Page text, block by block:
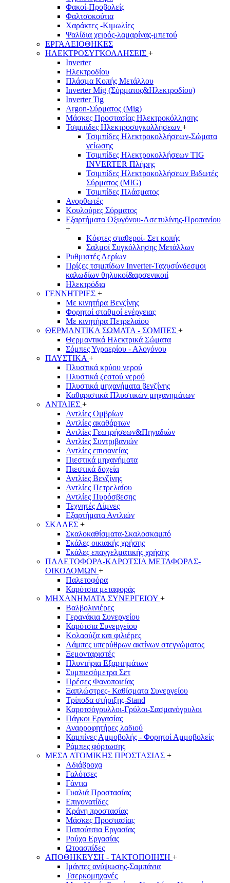
Φακοί-Προβολείς
Φαλτσοκούτια
Χαράκτες -Κιμωλίες
Ψαλίδια χειρός-λαμαρίνας-μπετού
ΕΡΓΑΛΕΙΟΘΗΚΕΣ
ΗΛΕΚΤΡΟΣΥΓΚΟΛΛΗΣΕΙΣ +
Inverter
Ηλεκτροδίου
Πλάσμα Κοπής Μετάλλου
Inverter Mig (Σύρματος&Ηλεκτροδίου)
Inverter Tig
Argon-Σύρματος (Mig)
Μάσκες Προστασίας Ηλεκτροκόλλησης
Τσιμπίδες Ηλεκτροσυγκολλήσεων +
Τσιμπίδες Ηλεκτροκολλήσεων-Σώματα
γείωσης
Τσιμπίδες Ηλεκτροκολλήσεων TIG
INVERTER Πλήρης
Τσιμπίδες Ηλεκτροκολλήσεων Βιδωτές
Σύρματος (MIG)
Τσιμπίδες Πλάσματος
Ανορθωτές
Κουλούρες Σύρματος
Εξαρτήματα Οξυγόνου-Ασετυλίνης-Προπανίου
+
Κόφτες σταθεροί- Σετ κοπής
Σαλμοί Συγκόλλησης Μετάλλων
Ρυθμιστές Αερίων
Πρίζες τσιμπίδων Inverter-Ταχυσύνδεσμοι
καλωδίων θηλυκοί&αρσενικοιί
Ηλεκτρόδια
ΓΕΝΝΗΤΡΙΕΣ +
Με κινητήρα Βενζίνης
Φορητοί σταθμοί ενέργειας
Με κινητήρα Πετρελαίου
ΘΕΡΜΑΝΤΙΚΑ ΣΩΜΑΤΑ - ΣΟΜΠΕΣ +
Θερμαντικά Ηλεκτρικά Σώματα
Σόμπες Υγραερίου - Αλογόνου
ΠΛΥΣΤΙΚΑ +
Πλυστικά κρύου νερού
Πλυστικά ζεστού νερού
Πλυστικά μηχανήματα βενζίνης
Καθαριστικά Πλυστικών μηχανημάτων
ΑΝΤΛΙΕΣ +
Αντλίες Ομβρίων
Αντλίες ακαθάρτων
Αντλίες Γεωτρήσεων&Πηγαδιών
Αντλίες Συντριβανιών
Αντλίες επιφανείας
Πιεστικά μηχανήματα
Πιεστικά δοχεία
Αντλίες Βενζίνης
Αντλίες Πετρελαίου
Αντλίες Πυρόσβεσης
Τεχνητές Λίμνες
Εξαρτήματα Αντλιών
ΣΚΑΛΕΣ +
Σκαλοκαθίσματα-Σκαλοσκαμπό
Σκάλες οικιακής χρήσης
Σκάλες επαγγελματικής χρήσης
ΠΑΛΕΤΟΦΟΡΑ-ΚΑΡΟΤΣΙΑ ΜΕΤΑΦΟΡΑΣ-
ΟΙΚΟΔΟΜΩΝ +
Παλετοφόρα
Καρότσια μεταφοράς
ΜΗΧΑΝΗΜΑΤΑ ΣΥΝΕΡΓΕΙΟΥ +
Βαλβολινιέρες
Γερανάκια Συνεργείου
Καρότσια Συνεργείου
Κολαούζα και φιλιέρες
Λάμπες υπερύθρων ακτίνων στεγνώματος
Ξεμονταριστές
Πλυντήρια Εξαρτημάτων
Συμπιεσόμετρα Σετ
Πρέσες Φανοποιείας
Ξαπλώστρες- Καθίσματα Συνεργείου
Τρίποδα στήριξης-Stand
Καροτσόγρυλλοι-Γρύλοι-Σασμανόγρυλοι
Πάγκοι Εργασίας
Αναρροφητήρες λαδιού
Καμπίνες Αμμοβολής - Φορητοί Αμμοβολείς
Ράμπες φόρτωσης
ΜΕΣΑ ΑΤΟΜΙΚΗΣ ΠΡΟΣΤΑΣΙΑΣ +
Αδιάβροχα
Γαλότσες
Γάντια
Γυαλιά Προστασίας
Επιγονατίδες
Κράνη προστασίας
Μάσκες Προστασίας
Παπούτσια Εργασίας
Ρούχα Εργασίας
Ωτοασπίδες
ΑΠΟΘΗΚΕΥΣΗ - ΤΑΚΤΟΠΟΙΗΣΗ +
Ιμάντες ανύψωσης-Σαμπάνια
Τσερκομηχανές